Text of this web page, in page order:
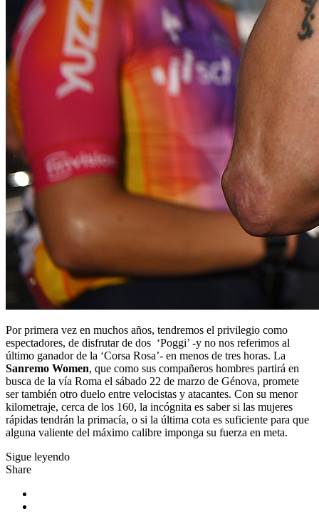
Por primera vez en muchos años, tendremos el privilegio como
espectadores, de disfrutar de dos ‘Poggi’ -y no nos referimos al
último ganador de la ‘Corsa Rosa’- en menos de tres horas. La
Sanremo Women, que como sus compañeros hombres partirá en
busca de la vía Roma el sábado 22 de marzo de Génova, promete
ser también otro duelo entre velocistas y atacantes. Con su menor
kilometraje, cerca de los 160, la incógnita es saber si las mujeres
rápidas tendrán la primacía, o si la última cota es suficiente para que
alguna valiente del máximo calibre imponga su fuerza en meta.
Sigue leyendo
Share